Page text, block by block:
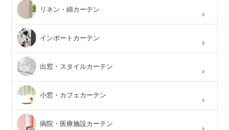
リネン・綿カーテン
インポートカーテン
出窓・スタイルカーテン
小窓・カフェカーテン
病院・医療施設カーテン